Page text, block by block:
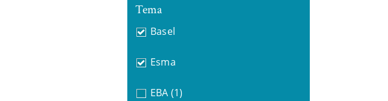
Tema
Basel
Esma
EBA (1)